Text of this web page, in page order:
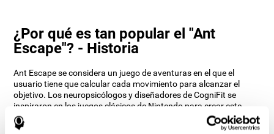
¿Por qué es tan popular el "Ant
Escape"? - Historia
Ant Escape se considera un juego de aventuras en el que el
usuario tiene que calcular cada movimiento para alcanzar el
objetivo. Los neuropsicólogos y diseñadores de CogniFit se
inspiraron en los juegos clásicos de Nintendo para crear este
juego. El usuario tiene que pensar de manera diferente y calcular
cada movimiento lo más rápido posible para llegar al hormiguero.